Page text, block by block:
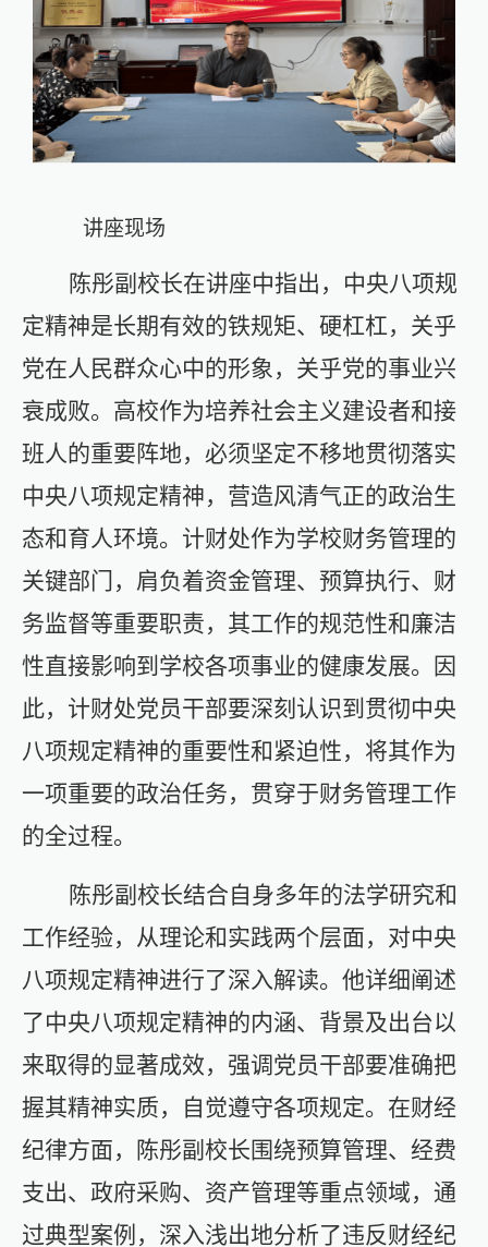
讲座现场
陈彤副校长在讲座中指出，中央八项规
定精神是长期有效的铁规矩、硬杠杠，关乎
党在人民群众心中的形象，关乎党的事业兴
衰成败。高校作为培养社会主义建设者和接
班人的重要阵地，必须坚定不移地贯彻落实
中央八项规定精神，营造风清气正的政治生
态和育人环境。计财处作为学校财务管理的
关键部门，肩负着资金管理、预算执行、财
务监督等重要职责，其工作的规范性和廉洁
性直接影响到学校各项事业的健康发展。因
此，计财处党员干部要深刻认识到贯彻中央
八项规定精神的重要性和紧迫性，将其作为
一项重要的政治任务，贯穿于财务管理工作
的全过程。
陈彤副校长结合自身多年的法学研究和
工作经验，从理论和实践两个层面，对中央
八项规定精神进行了深入解读。他详细阐述
了中央八项规定精神的内涵、背景及出台以
来取得的显著成效，强调党员干部要准确把
握其精神实质，自觉遵守各项规定。在财经
纪律方面，陈彤副校长围绕预算管理、经费
支出、政府采购、资产管理等重点领域，通
过典型案例，深入浅出地分析了违反财经纪